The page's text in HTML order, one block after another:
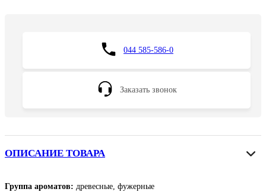
044 585-586-0
Заказать звонок
ОПИСАНИЕ ТОВАРА
Группа ароматов: древесные, фужерные